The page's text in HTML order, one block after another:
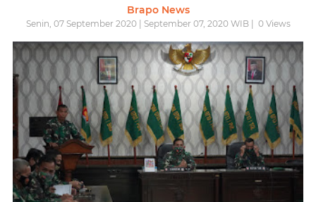
Brapo News
Senin, 07 September 2020 | September 07, 2020 WIB | 0Views